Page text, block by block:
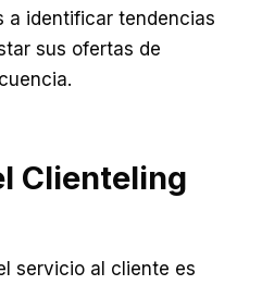
a identificar tendencias
sus ofertas de
Clienteling
servicio al cliente es